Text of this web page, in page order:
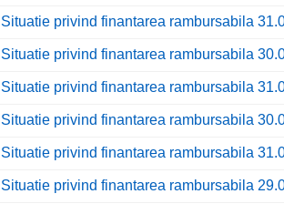
Situatie privind finantarea rambursabila
Situatie privind finantarea rambursabila
Situatie privind finantarea rambursabila
Situatie privind finantarea rambursabila
Situatie privind finantarea rambursabila
Situatie privind finantarea rambursabila